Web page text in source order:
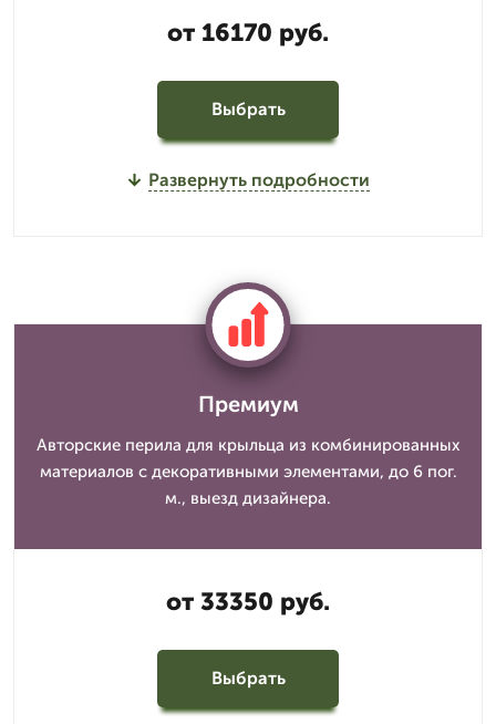
от 16170 руб.
Выбрать
Развернуть подробности
Премиум
Авторские перила для крыльца из комбинированных
материалов с декоративными элементами, до 6 пог.
м., выезд дизайнера.
от 33350 руб.
Выбрать